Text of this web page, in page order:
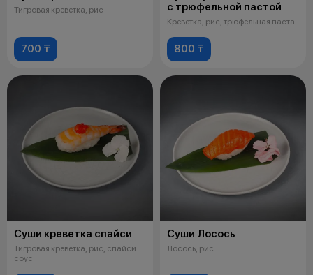
Тигровая креветка, рис
700 ₸
с трюфельной пастой
Креветка, рис, трюфельная паста
800 ₸
Суши креветка спайси
Тигровая креветка, рис, спайси
соус
Суши Лосось
Лосось, рис